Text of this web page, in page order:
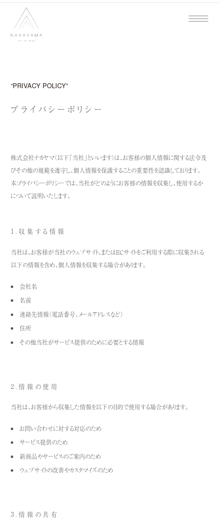
PRIVACY POLICY
プライバシーポリシー
株式会社ナカヤマ（以下「当社」といいます）は、お客様の個人情報に関する法令及
びその他の規範を遵守し、個人情報を保護することの重要性を認識しております。
本プライバシーポリシーでは、当社がどのようにお客様の情報を収集し、使用するか
について説明いたします。
1.収集する情報
当社は、お客様が当社のウェブサイト、またはECサイトをご利用する際に収集される
以下の情報を含め、個人情報を収集する場合があります。
会社名
名前
連絡先情報（電話番号、メールアドレスなど）
住所
その他当社がサービス提供のために必要とする情報
2.情報の使用
当社は、お客様から収集した情報を以下の目的で使用する場合があります。
お問い合わせに対する対応のため
サービス提供のため
新商品やサービスのご案内のため
ウェブサイトの改善やカスタマイズのため
3.情報の共有